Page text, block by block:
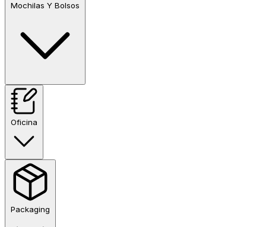
Mochilas Y Bolsos
Oficina
Packaging